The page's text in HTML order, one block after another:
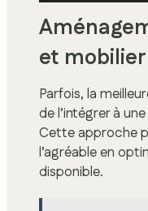
et
Parfois, la
de l’intégrer à
Cette approche
l’agréable en
disponible.